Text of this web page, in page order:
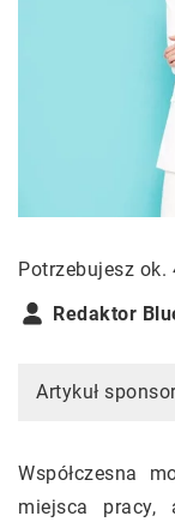
Potrzebujesz
Redaktor
Artykuł
Współczesna
miejsca pracy,